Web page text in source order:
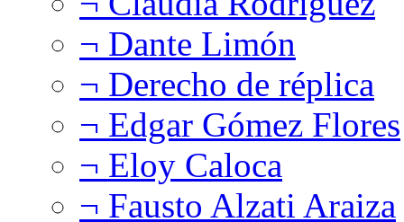
¬ Dante Limón
¬ Derecho de réplica
¬ Edgar Gómez Flores
¬ Eloy Caloca
¬ Fausto Alzati Araiza